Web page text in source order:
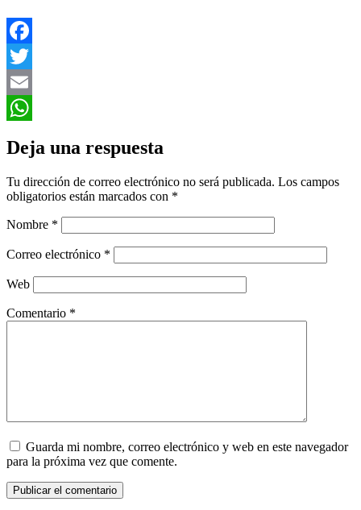
Facebook
Twitter
Email
Deja una respuesta
Tu dirección de correo electrónico no será publicada. Los campos
obligatorios están marcados con *
Nombre *
Correo electrónico *
Web
Comentario *
Guarda mi nombre, correo electrónico y web en este navegador
para la próxima vez que comente.